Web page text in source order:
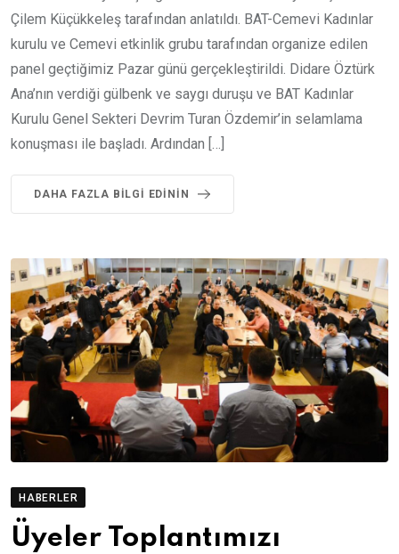
Çilem Küçükkeleş tarafından anlatıldı. BAT-Cemevi Kadınlar
kurulu ve Cemevi etkinlik grubu tarafından organize edilen
panel geçtiğimiz Pazar günü gerçekleştirildi. Didare Öztürk
Ana’nın verdiği gülbenk ve saygı duruşu ve BAT Kadınlar
Kurulu Genel Sekteri Devrim Turan Özdemir’in selamlama
konuşması ile başladı. Ardından […]
DAHA FAZLA BILGI EDININ
HABERLER
Üyeler Toplantımızı